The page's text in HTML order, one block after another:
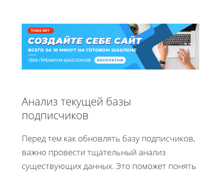
Анализ текущей базы
подписчиков
Перед тем как обновлять базу подписчиков,
важно провести тщательный анализ
существующих данных. Это поможет понять